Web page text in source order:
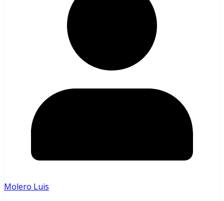
Molero Luis